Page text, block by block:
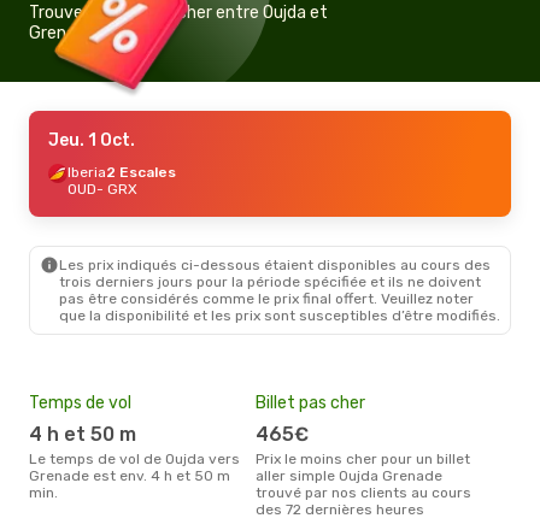
Trouvez un vol pas cher entre Oujda et
Grenade
Jeu. 1 Oct.
Iberia2 Escales
OUD- GRX
Les prix indiqués ci-dessous étaient disponibles au cours des
trois derniers jours pour la période spécifiée et ils ne doivent
pas être considérés comme le prix final offert. Veuillez noter
que la disponibilité et les prix sont susceptibles d’être modifiés.
Temps de vol
4 h et 50 m
Le temps de vol de Oujda vers
Grenade est env. 4 h et 50 m
min.
Billet pas cher
465€
Prix le moins cher pour un billet
aller simple Oujda Grenade
trouvé par nos clients au cours
des 72 dernières heures